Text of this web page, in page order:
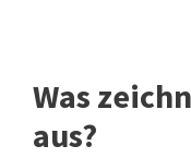
Was
aus?